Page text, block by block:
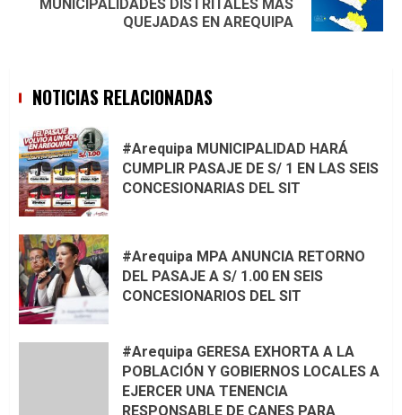
post:MUNICIPALIDADES DISTRITALES MÁS
QUEJADAS EN AREQUIPA
NOTICIAS RELACIONADAS
#Arequipa MUNICIPALIDAD HARÁ
CUMPLIR PASAJE DE S/ 1 EN LAS SEIS
CONCESIONARIAS DEL SIT
#Arequipa MPA ANUNCIA RETORNO
DEL PASAJE A S/ 1.00 EN SEIS
CONCESIONARIOS DEL SIT
#Arequipa GERESA EXHORTA A LA
POBLACIÓN Y GOBIERNOS LOCALES A
EJERCER UNA TENENCIA
RESPONSABLE DE CANES PARA